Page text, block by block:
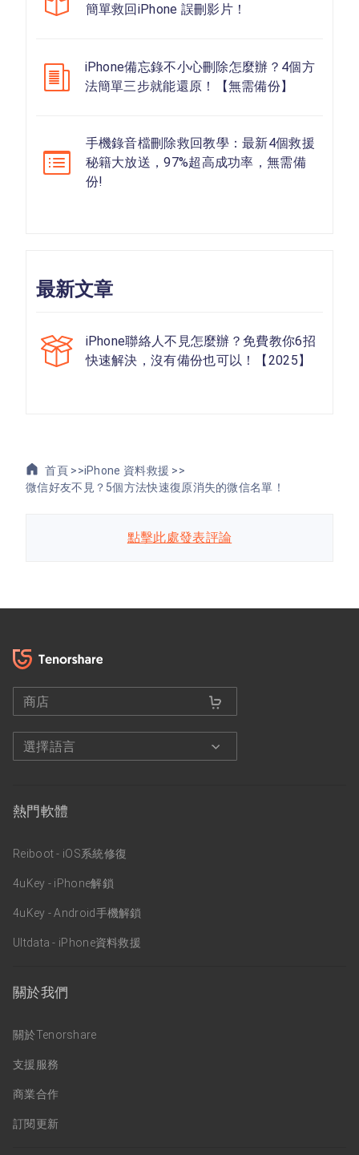
簡單救回iPhone 誤刪影片！
iPhone備忘錄不小心刪除怎麼辦？4個方
法簡單三步就能還原！【無需備份】
手機錄音檔刪除救回教學：最新4個救援
秘籍大放送，97%超高成功率，無需備
份!
最新文章
iPhone聯絡人不見怎麼辦？免費教你6招
快速解決，沒有備份也可以！【2025】
首頁 >>iPhone 資料救援 >>
微信好友不見？5個方法快速復原消失的微信名單！
點擊此處發表評論
商店
選擇語言
熱門軟體
Reiboot - iOS系統修復
4uKey - iPhone解鎖
4uKey - Android手機解鎖
Ultdata - iPhone資料救援
關於我們
關於Tenorshare
支援服務
商業合作
訂閱更新